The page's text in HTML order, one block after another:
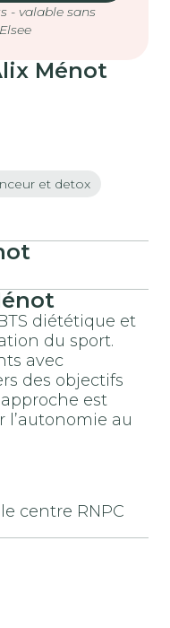
- valable sans
Ménot
et detox
diététique et
du sport.
avec
des objectifs
est
l’autonomie au
centre RNPC